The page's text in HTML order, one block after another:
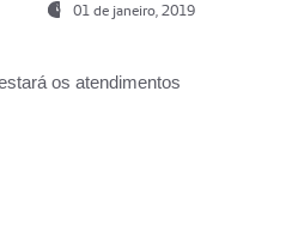
01 de janeiro, 2019
os atendimentos